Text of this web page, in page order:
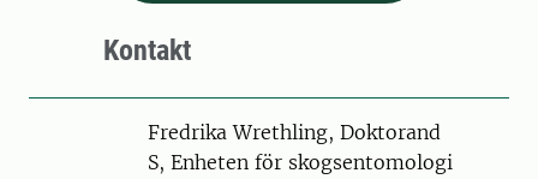
Kontakt
PersonFredrika Wrethling, Doktorand
S, Enheten för skogsentomologi